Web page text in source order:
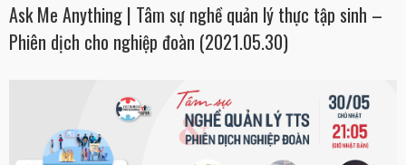
Ask Me Anything | Tâm sự nghề quản lý thực tập sinh –
Phiên dịch cho nghiệp đoàn (2021.05.30)